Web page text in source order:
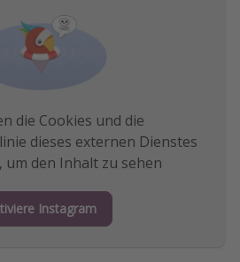
die Cookies und die
dieses externen Dienstes
um den Inhalt zu sehen
Instagram